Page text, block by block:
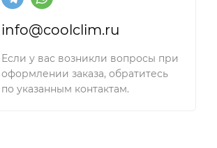
info@coolclim.ru
Если у вас возникли вопросы при
оформлении заказа, обратитесь
по указанным контактам.